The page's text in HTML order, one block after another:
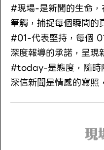
#現場-是新聞的生命
筆觸，捕捉每個瞬間的
#01-代表堅持，每個
深度報導的承諾，呈現
#today-是態度，隨時
深信新聞是情感的寫照